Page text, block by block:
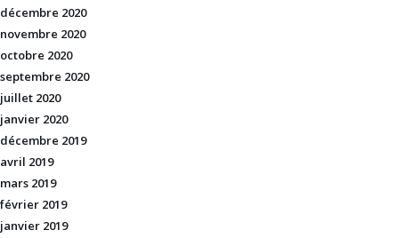
décembre 2020
novembre 2020
octobre 2020
septembre 2020
juillet 2020
janvier 2020
décembre 2019
avril 2019
mars 2019
février 2019
janvier 2019